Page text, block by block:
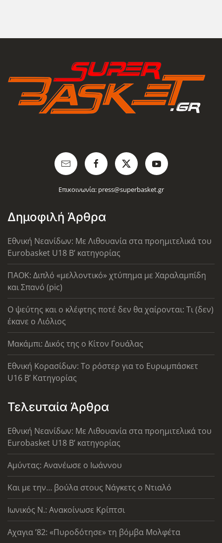
Επικοινωνία: press@superbasket.gr
Δημοφιλή Άρθρα
Εθνική Νεανίδων: Με Λιθουανία στα προημιτελικά του
Eurobasket U18 Β’ κατηγορίας
ΠΑΟΚ: Διπλό «μελλοντικό» χτύπημα με Χαραλαμπίδη
και Σπανό (pic)
Ο ψεύτης και ο κλέφτης ποτέ δεν θα χαίρονται: Τι (δεν)
έκανε ο Λιόλιος
Μακάμπι: Δικός της ο Κίτον Γουάλας
Εθνική Κορασίδων: Το ρόστερ για το Ευρωμπάσκετ
U16 B’ Κατηγορίας
Τελευταία Άρθρα
Εθνική Νεανίδων: Με Λιθουανία στα προημιτελικά του
Eurobasket U18 Β’ κατηγορίας
Αμύντας: Ανανέωσε ο Ιωάννου
Και με την… βούλα στους Νάγκετς ο Ντιαλό
Ιωνικός Ν.: Ανακοίνωσε Κρίπτσι
Αχαγια ’82: «Πυροδότησε» τη βόμβα Μολφέτα